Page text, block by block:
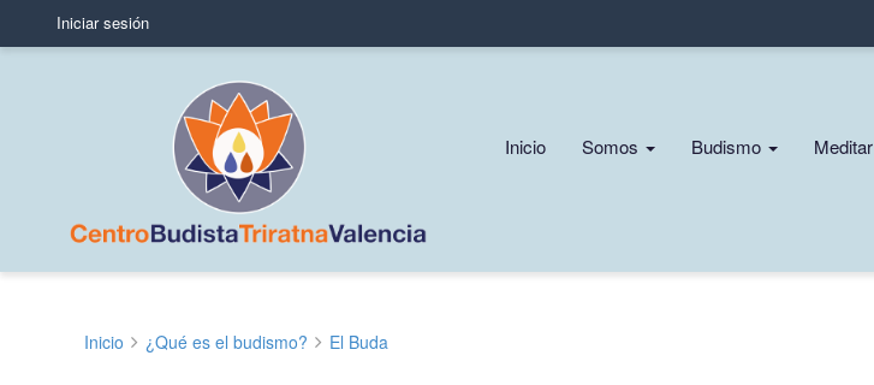
User
Iniciar sesión
Main
Inicio Somos Budismo Meditar
Inicio ¿Qué es el budismo? El Buda